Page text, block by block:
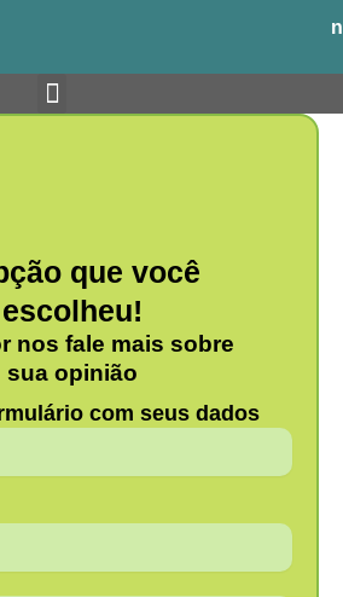
que você
escolheu!
nos fale mais sobre
sua opinião
com seus dados